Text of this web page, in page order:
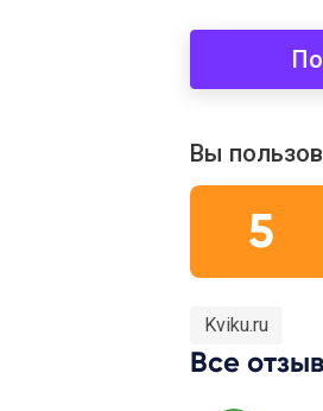
Вы
5
Kviku.ru
Все